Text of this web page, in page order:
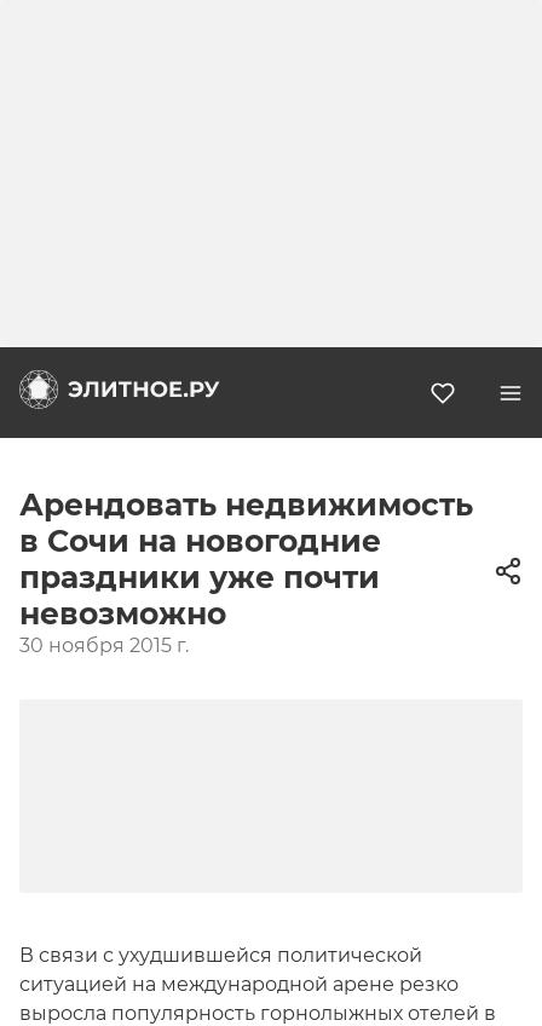
Арендовать недвижимость
в Сочи на новогодние
праздники уже почти
невозможно
30 ноября 2015 г.
В связи с ухудшившейся политической
ситуацией на международной арене резко
выросла популярность горнолыжных отелей в